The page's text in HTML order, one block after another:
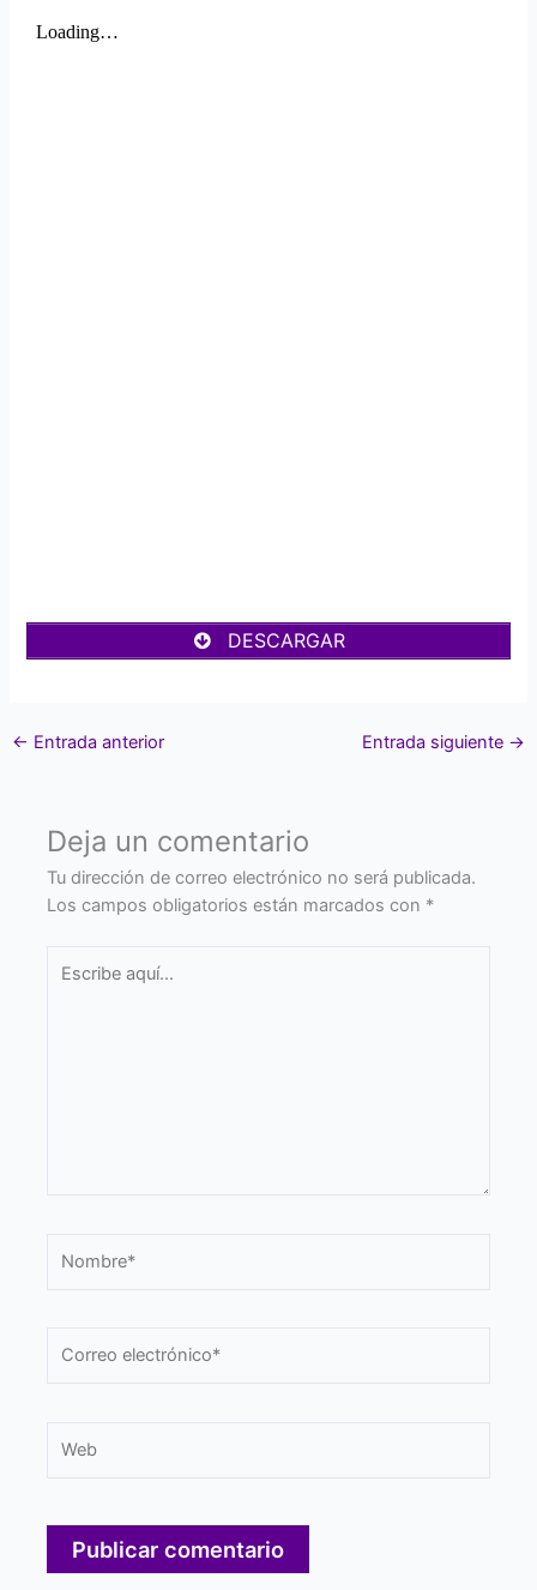
DESCARGAR
← Entrada anterior Entrada siguiente →
Deja un comentario
Tu dirección de correo electrónico no será publicada.
Los campos obligatorios están marcados con *
aquí...
electrónico*